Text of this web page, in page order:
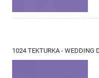
1024 TEKTURKA - WEDDING